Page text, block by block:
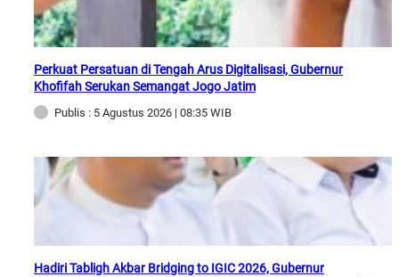
Perkuat Persatuan di Tengah Arus Digitalisasi, Gubernur
Khofifah Serukan Semangat Jogo Jatim
Publis : 5 Agustus 2026 | 08:35 WIB
Hadiri Tabligh Akbar Bridging to IGIC 2026, Gubernur